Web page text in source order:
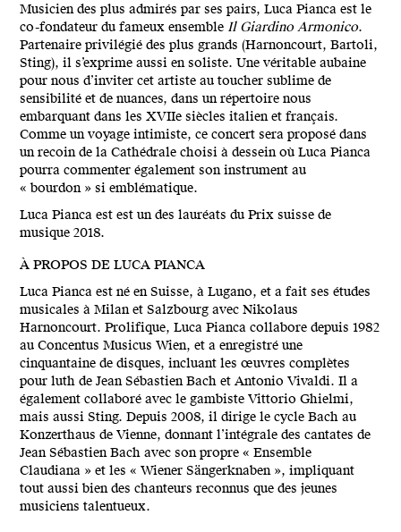
Musicien des plus admirés par ses pairs, Luca Pianca est le
co-fondateur du fameux ensembleIl Giardino Armonico.
Partenaire privilégié des plus grands (Harnoncourt, Bartoli,
Sting), il s’exprime aussi en soliste. Une véritable aubaine
pour nous d’inviter cet artiste au toucher sublime de
sensibilité et de nuances, dans un répertoire nous
embarquant dans les XVIIe siècles italien et français.
Comme un voyage intimiste, ce concert sera proposé dans
un recoin de la Cathédrale choisi à dessein où Luca Pianca
pourra commenter également son instrument au
« bourdon » si emblématique.
Luca Pianca est est un des lauréats du Prix suisse de
musique 2018.
À PROPOS DE LUCA PIANCA
Luca Pianca est né en Suisse, à Lugano, et a fait ses études
musicales à Milan et Salzbourg avec Nikolaus
Harnoncourt. Prolifique, Luca Pianca collabore depuis 1982
au Concentus Musicus Wien, et a enregistré une
cinquantaine de disques, incluant les œuvres complètes
pour luth de Jean Sébastien Bach et Antonio Vivaldi. Il a
également collaboré avec le gambiste Vittorio Ghielmi,
mais aussi Sting. Depuis 2008, il dirige le cycle Bach au
Konzerthaus de Vienne, donnant l’intégrale des cantates de
Jean Sébastien Bach avec son propre « Ensemble
Claudiana » et les « Wiener Sängerknaben », impliquant
tout aussi bien des chanteurs reconnus que des jeunes
musiciens talentueux.